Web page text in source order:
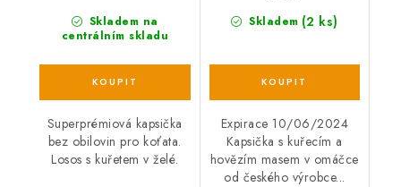
Skladem na
centrálním skladu
Superprémiová kapsička
bez obilovin pro koťata.
Losos s kuřetem v želé.
Skladem (2 ks)
Expirace 10/06/2024
Kapsička s kuřecím a
hovězím masem v omáčce
od českého výrobce...